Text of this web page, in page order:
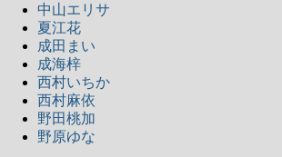
中山エリサ
夏江花
成田まい
成海梓
西村いちか
西村麻依
野田桃加
野原ゆな